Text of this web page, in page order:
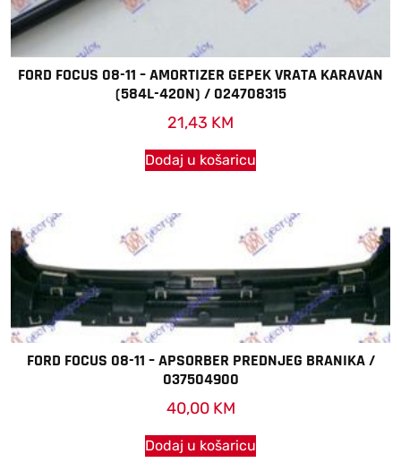
FORD FOCUS 08-11 – AMORTIZER GEPEK VRATA KARAVAN
(584L-420N) / 024708315
21,43 KM
Dodaj u košaricu
FORD FOCUS 08-11 – APSORBER PREDNJEG BRANIKA /
037504900
40,00 KM
Dodaj u košaricu